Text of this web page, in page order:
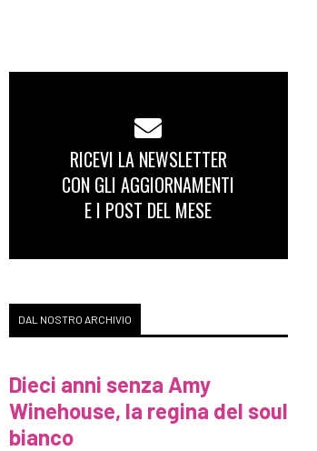
RICEVI LA NEWSLETTER
CON GLI AGGIORNAMENTI
E I POST DEL MESE
DAL NOSTRO ARCHIVIO
Dieci anni senza Amy
Winehouse, la regina del soul
bianco